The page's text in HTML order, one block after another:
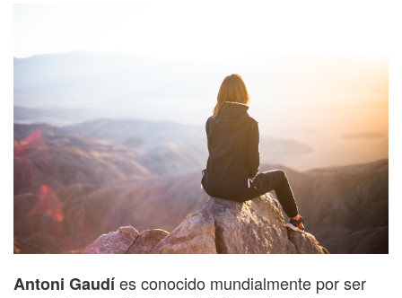
Antoni Gaudíes conocido mundialmente por ser